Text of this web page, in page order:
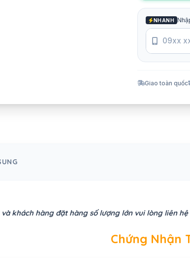
NHANH
Giao toàn quốc
khách hàng đặt hàng số lượng lớn vui lòng liên
Chứng Nhận